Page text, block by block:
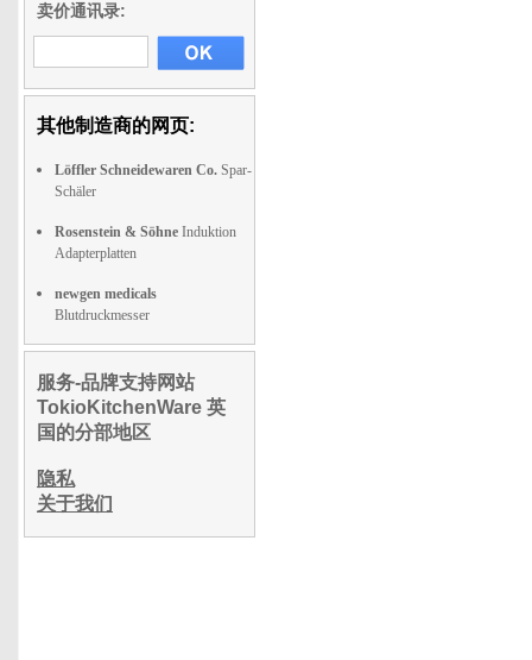
卖价通讯录:
其他制造商的网页:
Löffler Schneidewaren Co. Spar-
Schäler
Rosenstein & Söhne Induktion
Adapterplatten
newgen medicals
Blutdruckmesser
服务-品牌支持网站
TokioKitchenWare 英
国的分部地区
隐私
关于我们